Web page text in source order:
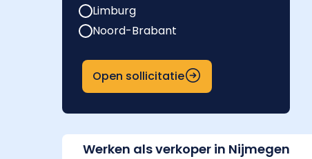
Limburg
Noord-Brabant
Open sollicitatie
Werken als verkoper in Nijmegen